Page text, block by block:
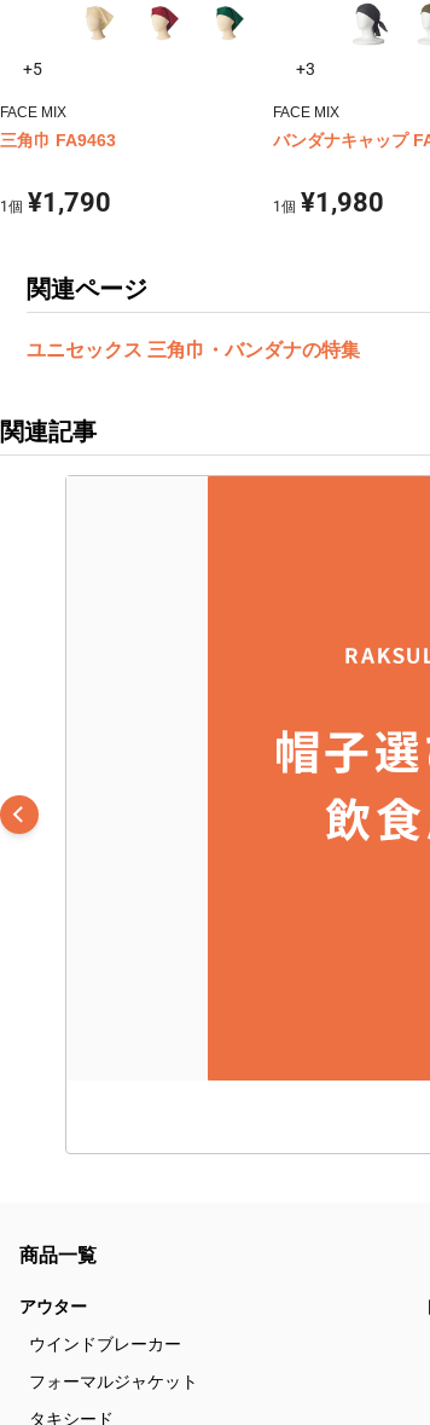
+5
FACE MIX
三角巾 FA9463
1 個 ¥1,790
+3
FACE MIX
バンダナキャップ
1 個 ¥1,980
関連ページ
ユニセックス 三角巾・バンダナの特集
関連記事
商品一覧
アウター
ウインドブレーカー
フォーマルジャケット
タキシード